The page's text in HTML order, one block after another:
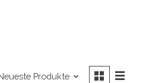
Produkte